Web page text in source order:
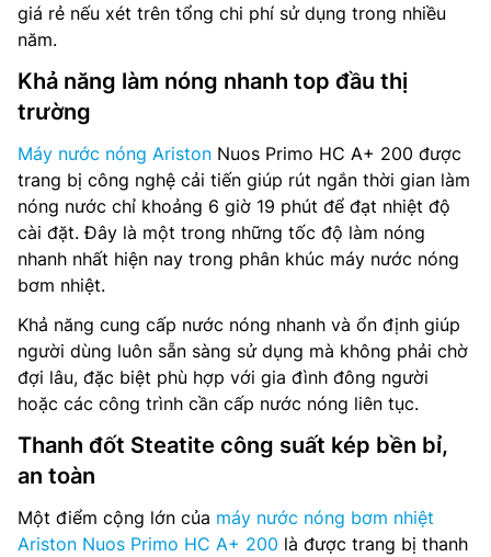
giá rẻ nếu xét trên tổng chi phí sử dụng trong nhiều
năm.
Khả năng làm nóng nhanh top đầu thị
trường
Máy nước nóng Ariston Nuos Primo HC A+ 200 được
trang bị công nghệ cải tiến giúp rút ngắn thời gian làm
nóng nước chỉ khoảng 6 giờ 19 phút để đạt nhiệt độ
cài đặt. Đây là một trong những tốc độ làm nóng
nhanh nhất hiện nay trong phân khúc máy nước nóng
bơm nhiệt.
Khả năng cung cấp nước nóng nhanh và ổn định giúp
người dùng luôn sẵn sàng sử dụng mà không phải chờ
đợi lâu, đặc biệt phù hợp với gia đình đông người
hoặc các công trình cần cấp nước nóng liên tục.
Thanh đốt Steatite công suất kép bền bỉ,
an toàn
Một điểm cộng lớn của máy nước nóng bơm nhiệt
Ariston Nuos Primo HC A+ 200 là được trang bị thanh